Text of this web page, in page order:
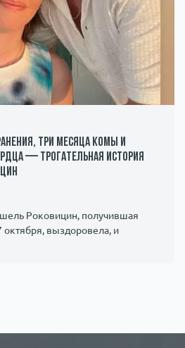
три месяца комы и
— трогательная история
Роковицин, получившая
октября, выздоровела, и